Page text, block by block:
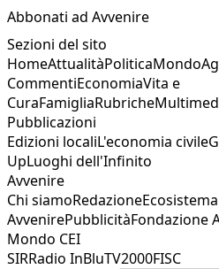
Abbonati ad Avvenire
Sezioni del sito
HomeAttualitàPoliticaMondo
CommentiEconomiaVita e
CuraFamigliaRubriche
Pubblicazioni
Edizioni localiL'economia civile
UpLuoghi dell'Infinito
Avvenire
Chi siamoRedazioneEcosistema
AvvenirePubblicitàFondazione
Mondo CEI
SIRRadio InBluTV2000FISC